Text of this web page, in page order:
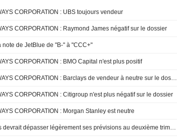
CORPORATION : UBS toujours vendeur
CORPORATION : Raymond James négatif sur le dossier
note de JetBlue de "B-" à "CCC+"
CORPORATION : BMO Capital n'est plus positif
JETBLUE AIRWAYS CORPORATION : Barclays de vendeur à neutre sur le dossier
CORPORATION : Citigroup n'est plus négatif sur le dossier
CORPORATION : Morgan Stanley est neutre
JetBlue Airways devrait dépasser légèrement ses prévisions au deuxième trimestre, mais l'incertitude plane sur 2025 selon UBS